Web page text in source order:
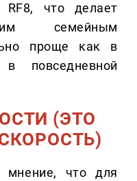
что делает
семейным
проще как в
повседневной
(ЭТО
мнение, что для